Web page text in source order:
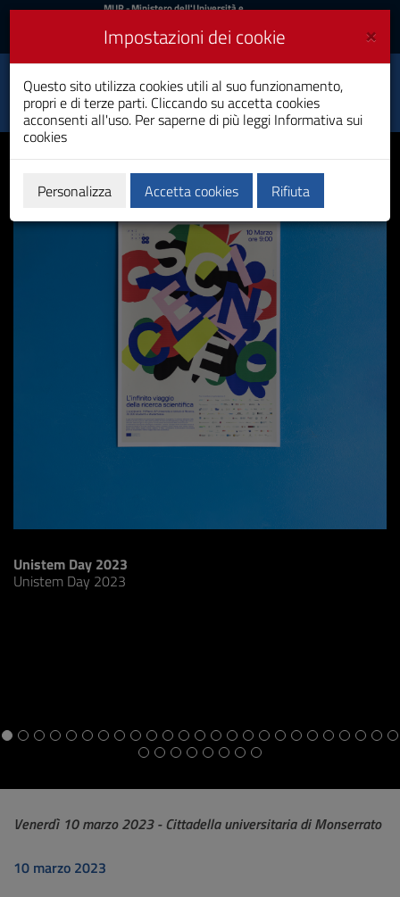
Vai
al
navigazione
MIUR
Accedi
MUR- Ministero dell'Università e
Accedi UniCA News
Toggle
navigation
Università degli
Studi di Cagliari
Unistem Day 2023
Unistem Day 2023
Venerdì 10 marzo 2023 - Cittadella universitaria di Monserrato
10 marzo 2023
×
Impostazioni dei cookie
Questo sito utilizza cookies utili al suo funzionamento,
propri e di terze parti. Cliccando su accetta cookies
acconsenti all'uso. Per saperne di più leggi Informativa sui
cookies
Personalizza Accetta cookies Rifiuta